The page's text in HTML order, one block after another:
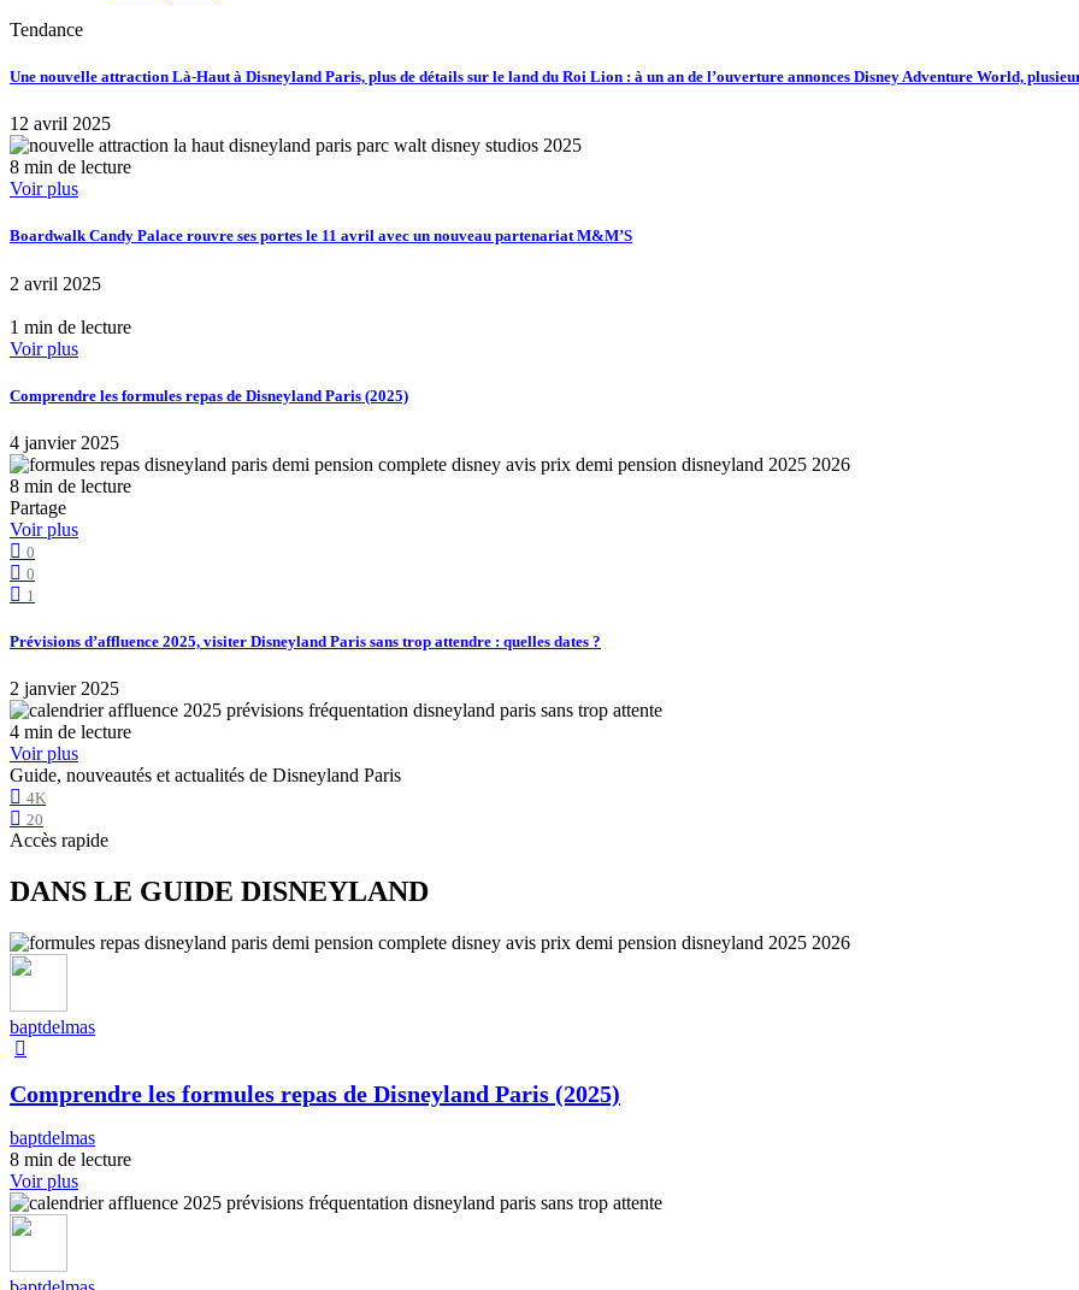
Tendance
Une nouvelle attraction Là-Haut à Disneyland Paris, plus de détails sur le land du Roi Lion : à un an de l’ouverture annonces Disney Adventure World,
12 avril 2025
8 min de lecture
Voir plus
Boardwalk Candy Palace rouvre ses portes le 11 avril avec un nouveau partenariat M&M’S
2 avril 2025
1 min de lecture
Voir plus
Comprendre les formules repas de Disneyland Paris (2025)
4 janvier 2025
8 min de lecture
Partage
Voir plus
0
0
1
Prévisions d’affluence 2025, visiter Disneyland Paris sans trop attendre : quelles dates ?
2 janvier 2025
4 min de lecture
Voir plus
Guide, nouveautés et actualités de Disneyland Paris
4K
20
Accès rapide
DANS LE GUIDE DISNEYLAND
baptdelmas
Comprendre les formules repas de Disneyland Paris (2025)
baptdelmas
8 min de lecture
Voir plus